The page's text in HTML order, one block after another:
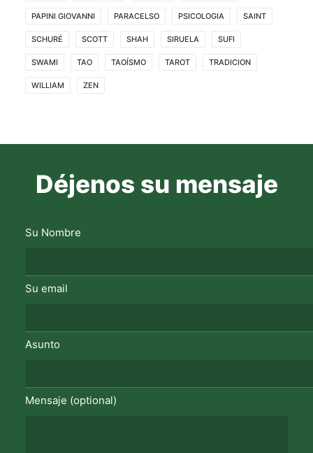
PAPINI GIOVANNI PARACELSO PSICOLOGIA SAINT
SCHURÉ SCOTT SHAH SIRUELA SUFI
SWAMI TAO TAOÍSMO TAROT TRADICION
WILLIAM ZEN
Déjenos su mensaje
Su Nombre
Su email
Asunto
Mensaje (optional)